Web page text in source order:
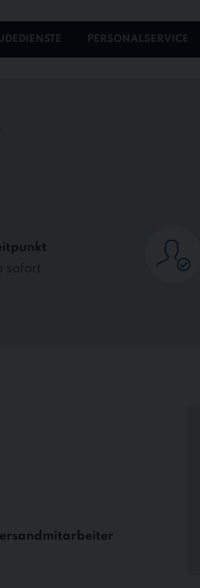
PERSONALSERVICE
sofort